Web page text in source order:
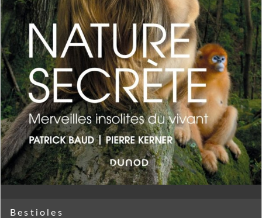
Bestioles